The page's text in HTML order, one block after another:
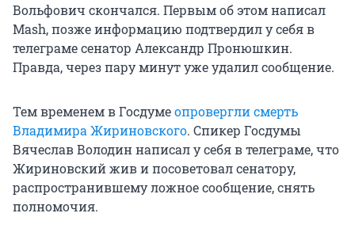
Вольфович скончался. Первым об этом написал
Mash, позже информацию подтвердил у себя в
телеграме сенатор Александр Пронюшкин.
Правда, через пару минут уже удалил сообщение.
Тем временем в Госдумеопровергли смерть
Владимира Жириновского. Спикер Госдумы
Вячеслав Володин написал у себя в телеграме, что
Жириновский жив и посоветовал сенатору,
распространившему ложное сообщение, снять
полномочия.